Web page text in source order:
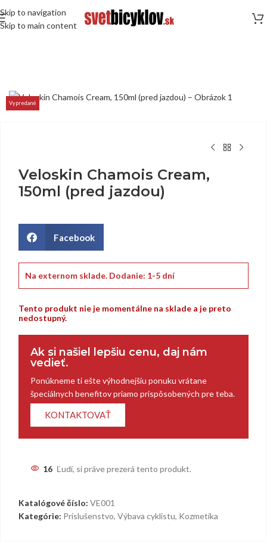
Skip to navigation
Skip to main content
Vypredané
Veloskin Chamois Cream,
150ml (pred jazdou)
Facebook
Na externom sklade. Dodanie: 1-5 dní
Tento produkt nie je momentálne na sklade a je preto
nedostupný.
Ak si našiel lepšiu cenu, daj nám
vedieť.
Ponúkneme ti ešte výhodnejšiu ponuku vrátane
špeciálnych benefitov priamo prispôsobených pre teba.
KONTAKTOVAŤ
16 Ľudí, si práve prezerá tento produkt.
Katalógové číslo: VE001
Kategórie: Príslušenstvo, Výbava cyklistu, Kozmetika